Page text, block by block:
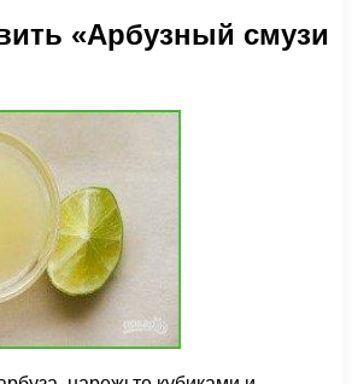
«Арбузный смузи